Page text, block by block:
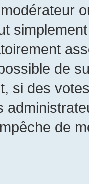
de
si des
de